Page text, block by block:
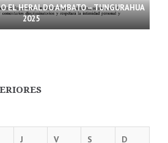
EL HERALDO AMBATO – TUNGURAHUA
2025
J V S D